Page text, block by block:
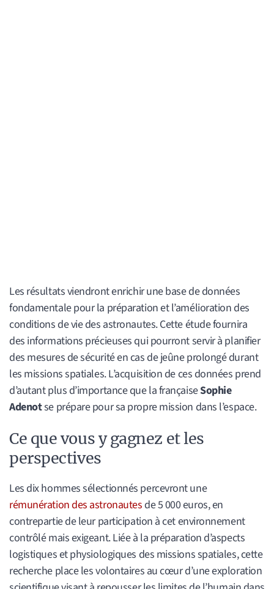
Les résultats viendront enrichir une base de données
fondamentale pour la préparation et l’amélioration des
conditions de vie des astronautes. Cette étude fournira
des informations précieuses qui pourront servir à planifier
des mesures de sécurité en cas de jeûne prolongé durant
les missions spatiales. L’acquisition de ces données prend
d’autant plus d’importance que la françaiseSophie
Adenotse prépare pour sa propre mission dans l’espace.
Ce que vous y gagnez et les
perspectives
Les dix hommes sélectionnés percevront une
rémunération des astronautes de 5 000 euros, en
contrepartie de leur participation à cet environnement
contrôlé mais exigeant. Liée à la préparation d’aspects
logistiques et physiologiques des missions spatiales, cette
recherche place les volontaires au cœur d’une exploration